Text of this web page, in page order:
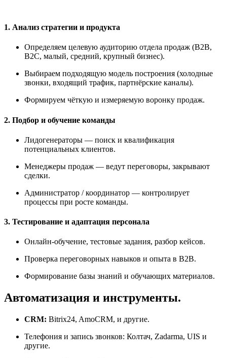
1. Анализ стратегии и продукта
Определяем целевую аудиторию отдела продаж (B2B,
B2C, малый, средний, крупный бизнес).
Выбираем подходящую модель построения (холодные
звонки, входящий трафик, партнёрские каналы).
Формируем чёткую и измеряемую воронку продаж.
2. Подбор и обучение команды
Лидогенераторы — поиск и квалификация
потенциальных клиентов.
Менеджеры продаж — ведут переговоры, закрывают
сделки.
Администратор / координатор — контролирует
процессы при росте команды.
3. Тестирование и адаптация персонала
Онлайн-обучение, тестовые задания, разбор кейсов.
Проверка переговорных навыков и опыта в B2B.
Формирование базы знаний и обучающих материалов.
Автоматизация и инструменты.
CRM: Bitrix24, AmoCRM, и другие.
Телефония и запись звонков: Колтач, Zadarma, UIS и
другие.